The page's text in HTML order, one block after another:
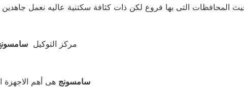
المحافظات التى بها فروع لكن ذات كثافة سكتنية عاليه نعمل جاهدين
: مركز التوكيل
سامسونج هى أهم الاجهزة